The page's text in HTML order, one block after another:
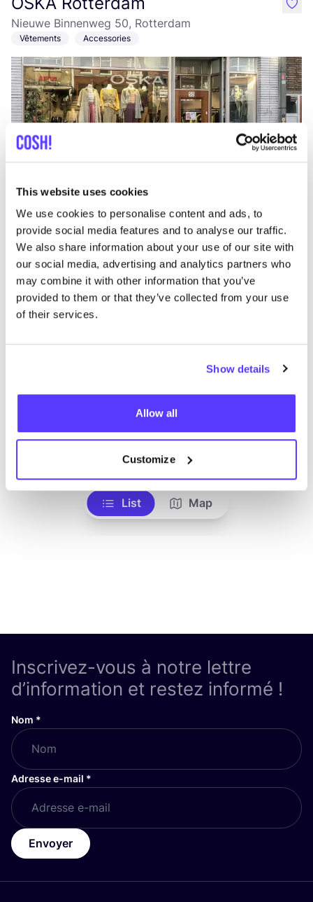
This website uses cookies
We use cookies to personalise content and ads, to
provide social media features and to analyse our traffic.
We also share information about your use of our site with
our social media, advertising and analytics partners who
may combine it with other information that you’ve
provided to them or that they’ve collected from your use
of their services.
Show details
Allow all
Customize
Nieuwe Binnenweg 50, Rotterdam
Vêtements Accessories
Ajouter à l'itinéraire Visiter la boutique en ligne
like
The Swapshop Rotterdam Oude
Binnenweg
Oude Binnenweg 113, Rotterdam
like
List Map
Inscrivez-vous à notre lettre
d’information et restez informé !
Nom *
Adresse e-mail *
Envoyer